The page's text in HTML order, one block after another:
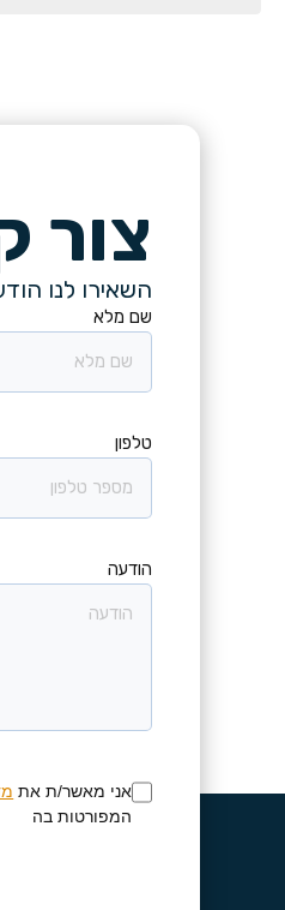
צור
השאירו לנו
שם מלא
טלפון
הודעה
אני מאשר/ת את
המפורטות בה